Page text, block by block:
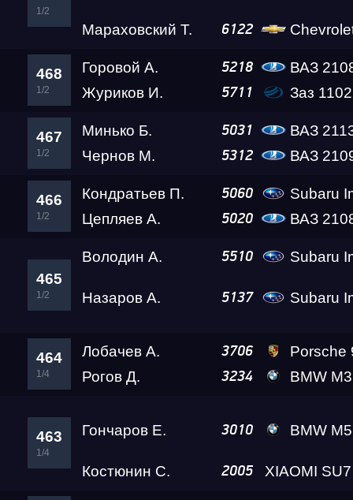
1/2
Мараховский Т. 6122
468
1/2
Горовой А. 5218
ВАЗ 2108
Журиков И.
5711 Заз 1102
467
1/2
Минько Б. 5031
ВАЗ
Чернов М.
5312 ВАЗ
466
1/2
Кондратьев П. 5060
Subaru
Цепляев А.
5020 ВАЗ
465
1/2
Володин А. 5510 Subaru Impreza
Назаров А. 5137 Subaru
464
1/4
Лобачев А. 3706
Porsche 911
Рогов Д.
3234 BMW M3
463
1/4
Гончаров Е. 3010 BMW M5
Костюнин С. 2005